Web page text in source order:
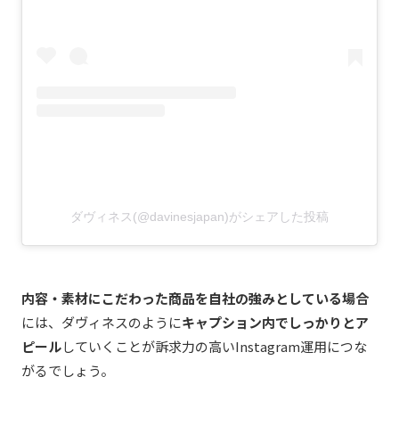
ダヴィネス(@davinesjapan)がシェアした投稿
内容・素材にこだわった商品を自社の強みとしている場合
には、ダヴィネスのようにキャプション内でしっかりとア
ピールしていくことが訴求力の高いInstagram運用につな
がるでしょう。